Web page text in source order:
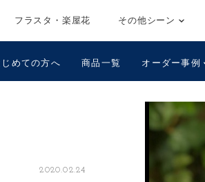
フラスタ・楽屋花 その他シーン
じめての方へ 商品一覧 オーダー事例
2020.02.24